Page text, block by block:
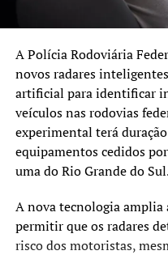
A Polícia Rodoviária
novos radares
artificial para identificar
veículos nas rodovias
experimental terá
equipamentos cedidos
uma do Rio Grande do
A nova tecnologia amplia
permitir que os radares
risco dos motoristas,